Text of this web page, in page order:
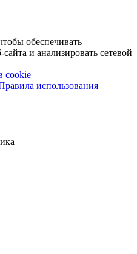
обеспечивать
и анализировать сетевой
cookie
использования